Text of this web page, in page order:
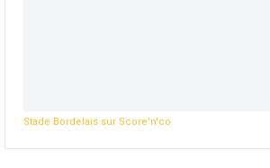
Stade Bordelais sur Score'n'co